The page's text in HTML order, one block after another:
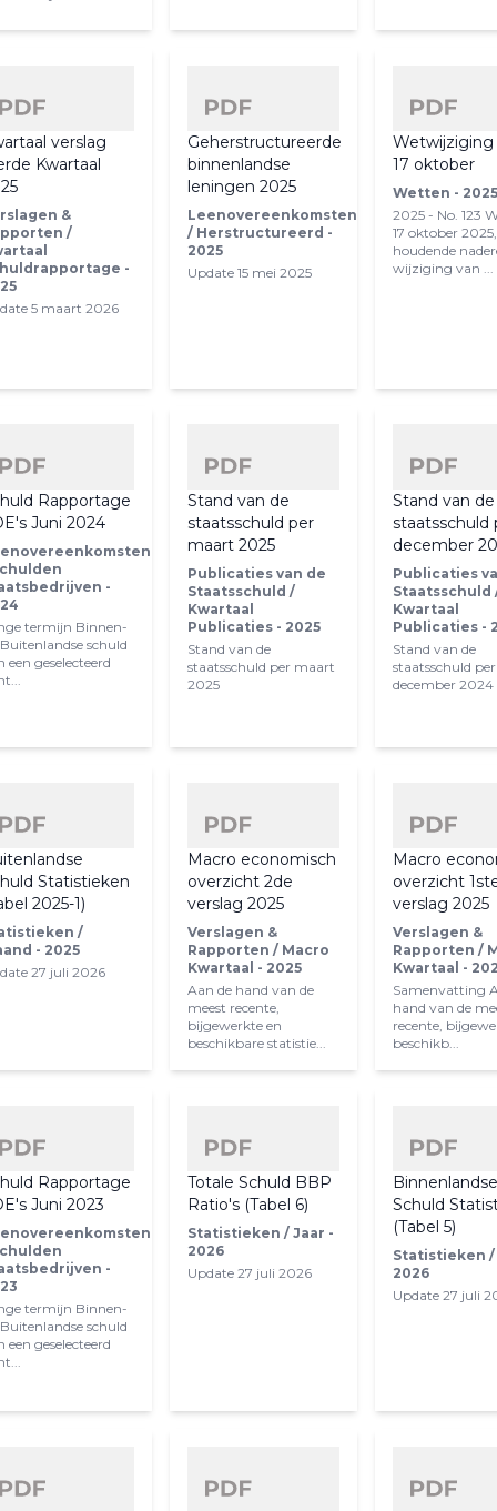
verslag
Kwartaal
&
/
-
5 maart 2026
Geherstructureerde
binnenlandse
leningen 2025
Leenovereenkomsten
/ Herstructureerd -
2025
Update 15 mei 2025
Wetwijziging
17 oktober
Wetten -
2025 - No. 123
17 oktober 2025,
houdende
wijziging van ...
Rapportage
Juni 2024
-
termijn Binnen-
schuld
een geselecteerd
Stand van de
staatsschuld per
maart 2025
Publicaties van de
Staatsschuld /
Kwartaal
Publicaties - 2025
Stand van de
staatsschuld per maart
2025
Stand van de
staatsschuld
december
Publicaties
Staatsschuld
Kwartaal
Publicaties -
Stand van de
staatsschuld per
december 2024
Statistieken
2025-1)
/
- 2025
27 juli 2026
Macro economisch
overzicht 2de
verslag 2025
Verslagen &
Rapporten / Macro
Kwartaal - 2025
Aan de hand van de
meest recente,
bijgewerkte en
beschikbare statistie...
Macro
overzicht
verslag 2025
Verslagen &
Rapporten /
Kwartaal -
Samenvatting
hand van de
recente,
beschikb...
Rapportage
Juni 2023
-
termijn Binnen-
schuld
een geselecteerd
Totale Schuld BBP
Ratio's (Tabel 6)
Statistieken / Jaar -
2026
Update 27 juli 2026
Schuld
(Tabel 5)
Statistieken /
2026
Update 27 juli